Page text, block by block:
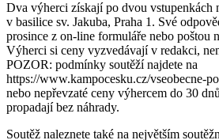
Dva výherci získají po dvou vstupenkách
v basilice sv. Jakuba, Praha 1. Své
prosince z on-line formuláře nebo poštou
Výherci si ceny vyzvedávají v redakci,
POZOR: podmínky soutěží najdete na
https://www.kampocesku.cz/
nebo nepřevzaté ceny výhercem do 30
propadají bez náhrady.
Soutěž naleznete také na největším